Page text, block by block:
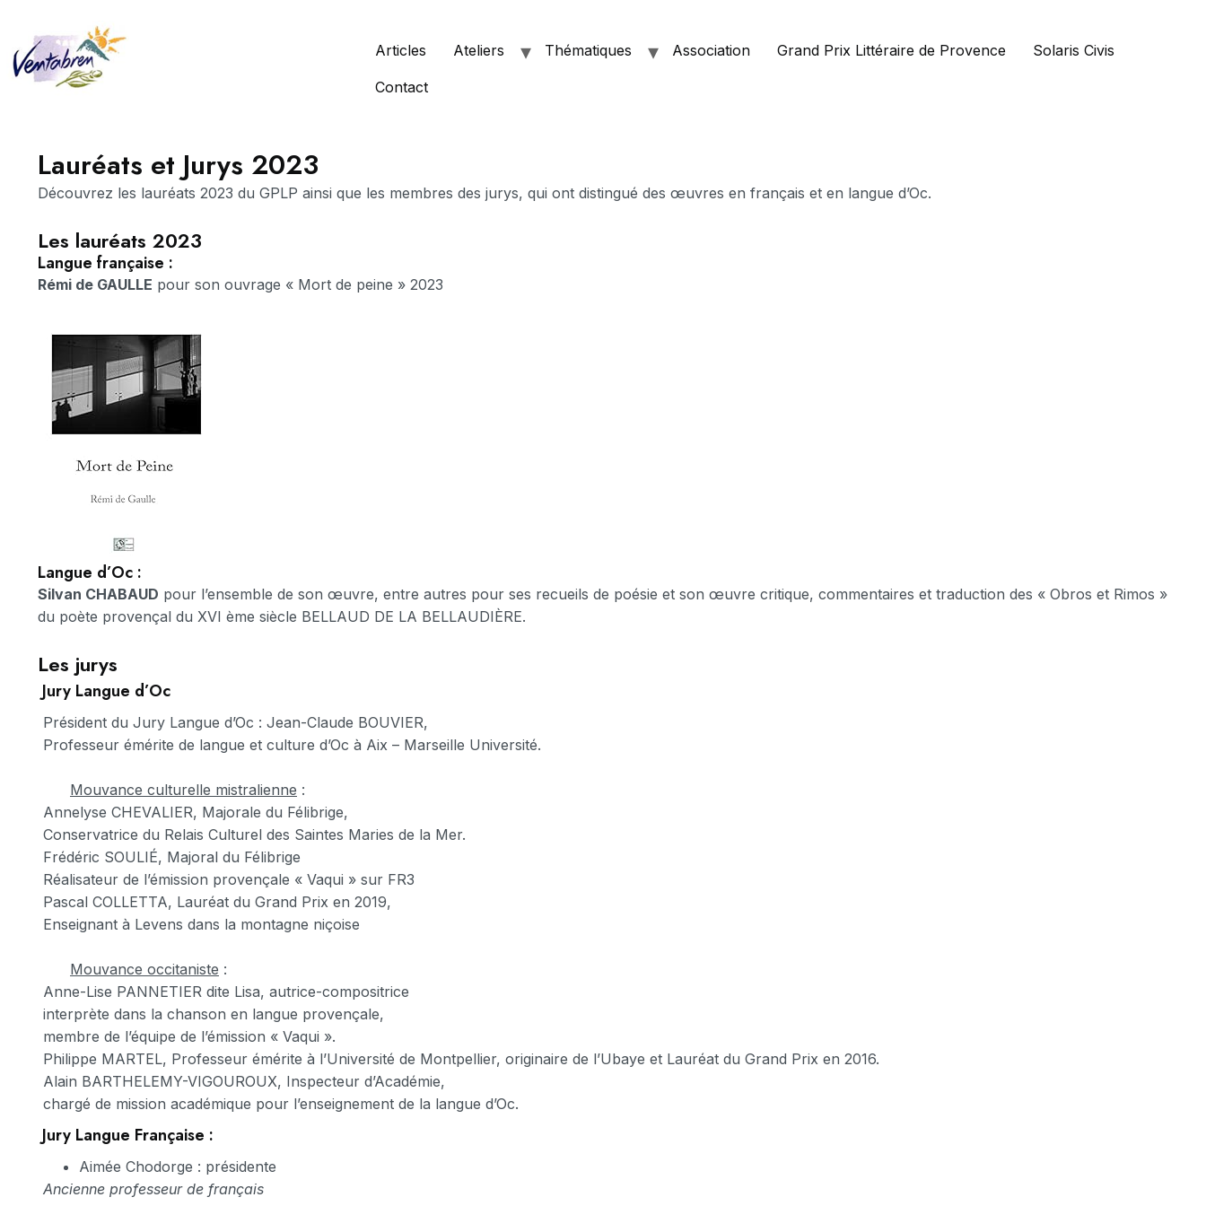
Articles Ateliers Thématiques Association Grand Prix Littéraire de Provence Solaris Civis
Contact
Lauréats et Jurys 2023
Découvrez les lauréats 2023 du GPLP ainsi que les membres des jurys, qui ont distingué des œuvres en français et en langue d’Oc.
Les lauréats 2023
Langue française :
Rémi de GAULLE pour son ouvrage « Mort de peine » 2023
Langue d’Oc :
Silvan CHABAUD pour l’ensemble de son œuvre, entre autres pour ses recueils de poésie et son œuvre critique, commentaires et traduction des « Obros et Rimos »
du poète provençal du XVI ème siècle BELLAUD DE LA BELLAUDIÈRE.
Les jurys
Jury Langue d’Oc
Président du Jury Langue d’Oc : Jean-Claude BOUVIER,
Professeur émérite de langue et culture d’Oc à Aix – Marseille Université.
Mouvance culturelle mistralienne :
Annelyse CHEVALIER, Majorale du Félibrige,
Conservatrice du Relais Culturel des Saintes Maries de la Mer.
Frédéric SOULIÉ, Majoral du Félibrige
Réalisateur de l’émission provençale « Vaqui » sur FR3
Pascal COLLETTA, Lauréat du Grand Prix en 2019,
Enseignant à Levens dans la montagne niçoise
Mouvance occitaniste :
Anne-Lise PANNETIER dite Lisa, autrice-compositrice
interprète dans la chanson en langue provençale,
membre de l’équipe de l’émission « Vaqui ».
Philippe MARTEL, Professeur émérite à l’Université de Montpellier, originaire de l’Ubaye et Lauréat du Grand Prix en 2016.
Alain BARTHELEMY-VIGOUROUX, Inspecteur d’Académie,
chargé de mission académique pour l’enseignement de la langue d’Oc.
Jury Langue Française :
Aimée Chodorge : présidente
Ancienne professeur de français